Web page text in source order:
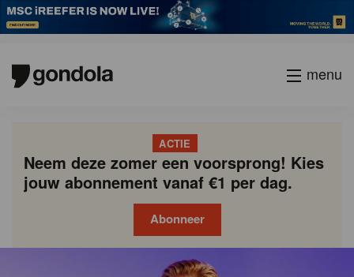
menu
ACTIE
Neem deze zomer een voorsprong! Kies
jouw abonnement vanaf €1 per dag.
Abonneer